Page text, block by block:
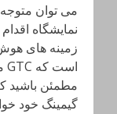
می توان
نمایشگاه
مطمئن باشید
گیمینگ خود